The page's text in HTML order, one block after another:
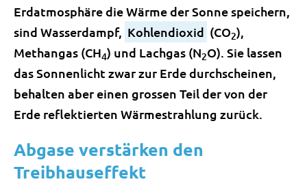
Erdatmosphäre die Wärme der Sonne speichern,
sind Wasserdampf, Kohlendioxid (CO2),
Methangas (CH4) und Lachgas (N2O). Sie lassen
das Sonnenlicht zwar zur Erde durchscheinen,
behalten aber einen grossen Teil der von der
Erde reflektierten Wärmestrahlung zurück.
Abgase verstärken den
Treibhauseffekt